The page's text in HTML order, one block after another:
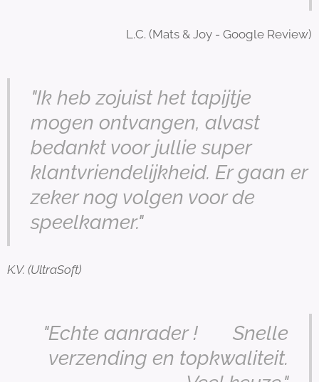
L.C. (Mats & Joy - Google Review)
"Ik heb zojuist het tapijtje
mogen ontvangen, alvast
bedankt voor jullie super
klantvriendelijkheid. Er gaan er
zeker nog volgen voor de
speelkamer."
K.V. (UltraSoft)
"Echte aanrader ! 😊 Snelle
verzending en topkwaliteit.